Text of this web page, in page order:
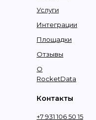
+7 931 106 50 15
Контакты
О
RocketData
Отзывы
Площадки
Услуги
Интеграции